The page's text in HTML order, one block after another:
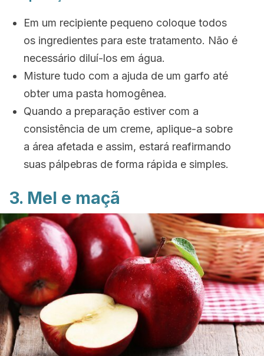
Em um recipiente pequeno coloque todos
os ingredientes para este tratamento. Não é
necessário diluí-los em água.
Misture tudo com a ajuda de um garfo até
obter uma pasta homogênea.
Quando a preparação estiver com a
consistência de um creme, aplique-a sobre
a área afetada e assim, estará reafirmando
suas pálpebras de forma rápida e simples.
3. Mel e maçã